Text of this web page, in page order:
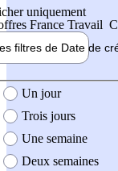
uniquement
France Travail
filtres de Date de
création de l'offre
Un jour
Trois jours
Une semaine
Deux semaines